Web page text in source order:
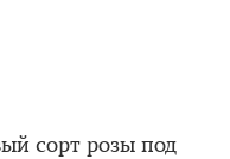
сорт розы под